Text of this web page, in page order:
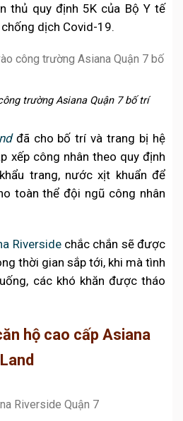
thủ quy định 5K của Bộ Y tế
dịch Covid-19.
trường Asiana Quận 7 bố trí
đã cho bố trí và trang bị hệ
xếp công nhân theo quy định
trang, nước xịt khuẩn để
toàn thể đội ngũ công nhân
Riversidechắc chắn sẽ được
thời gian sắp tới, khi mà tình
các khó khăn được tháo
hộ cao cấp Asiana